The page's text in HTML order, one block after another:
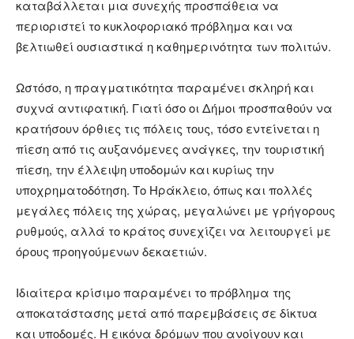
καταβάλλεται μια συνεχής προσπάθεια να
περιοριστεί το κυκλοφοριακό πρόβλημα και να
βελτιωθεί ουσιαστικά η καθημερινότητα των πολιτών.
Ωστόσο, η πραγματικότητα παραμένει σκληρή και
συχνά αντιφατική. Γιατί όσο οι Δήμοι προσπαθούν να
κρατήσουν όρθιες τις πόλεις τους, τόσο εντείνεται η
πίεση από τις αυξανόμενες ανάγκες, την τουριστική
πίεση, την έλλειψη υποδομών και κυρίως την
υποχρηματοδότηση. Το Ηράκλειο, όπως και πολλές
μεγάλες πόλεις της χώρας, μεγαλώνει με γρήγορους
ρυθμούς, αλλά το κράτος συνεχίζει να λειτουργεί με
όρους προηγούμενων δεκαετιών.
Ιδιαίτερα κρίσιμο παραμένει το πρόβλημα της
αποκατάστασης μετά από παρεμβάσεις σε δίκτυα
και υποδομές. Η εικόνα δρόμων που ανοίγουν και